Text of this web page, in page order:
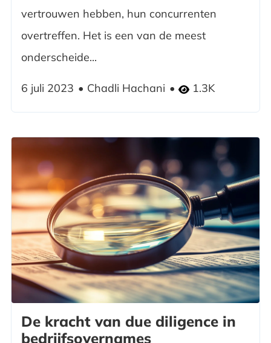
vertrouwen hebben, hun concurrenten
overtreffen. Het is een van de meest
onderscheide...
6 juli 2023 Chadli Hachani 1.3K
De kracht van due diligence in
bedrijfsovernames